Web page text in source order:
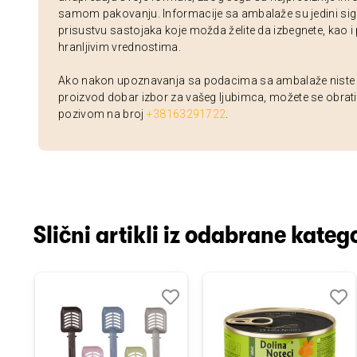
samom pakovanju. Informacije sa ambalaže su jedini
prisustvu sastojaka koje možda želite da izbegnete, kao
hranljivim vrednostima.
Ako nakon upoznavanja sa podacima sa ambalaže niste
proizvod dobar izbor za vašeg ljubimca, možete se
pozivom na broj +38163291722
Slični artikli iz odabrane
Dodaj
u
Uporedi
Dodaj
u
listu